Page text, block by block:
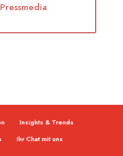
Insights & Trends
Ihr Chat mit uns